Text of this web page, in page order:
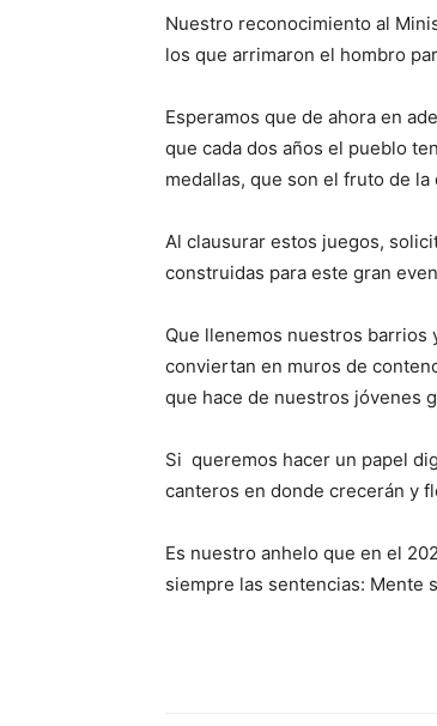
Nuestro reconocimiento al
los que arrimaron el hombro
Esperamos que de ahora en
que cada dos años el pueblo
medallas, que son el fruto de
Al clausurar estos juegos,
cons­truidas para este gran
Que llenemos nuestros barrios
conviertan en muros de
que hace de nuestros jóvenes
Si queremos hacer un papel
cante­ros en donde crecerán y
Es nuestro anhelo que en el
siempre las sentencias: Mente